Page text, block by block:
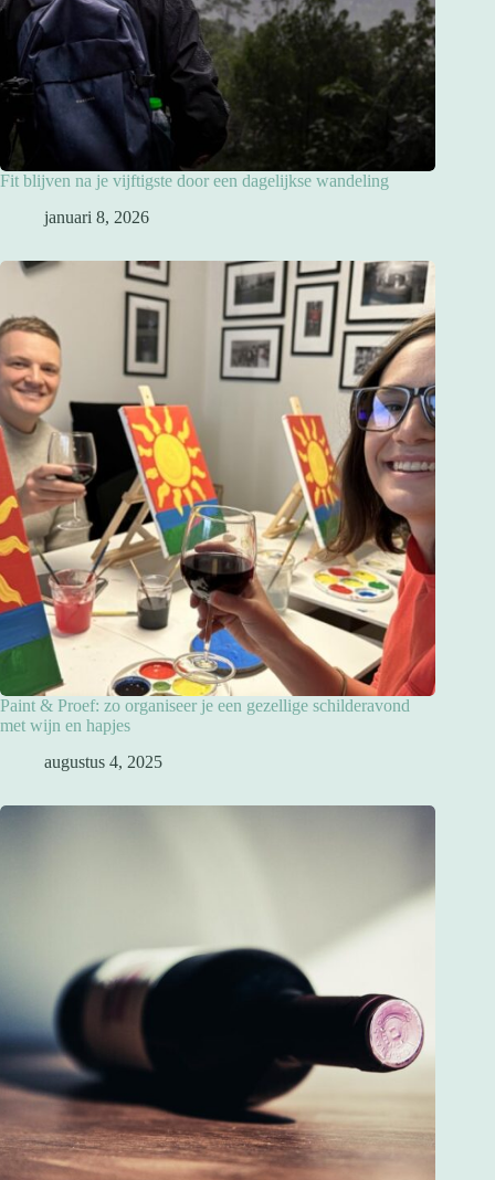
Fit blijven na je vijftigste door een dagelijkse wandeling
januari 8, 2026
Paint & Proef: zo organiseer je een gezellige schilderavond
met wijn en hapjes
augustus 4, 2025